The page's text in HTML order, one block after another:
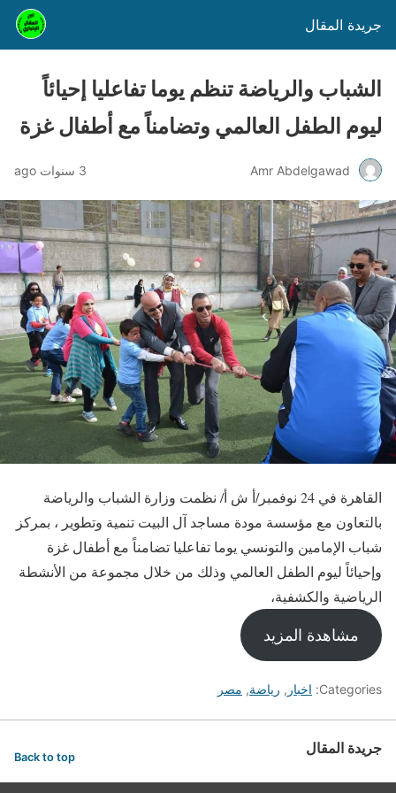
جريدة المقال
الشباب والرياضة تنظم يوما تفاعليا إحيائاً
ليوم الطفل العالمي وتضامناً مع أطفال غزة
Amr Abdelgawad 3 سنوات ago
القاهرة في 24 نوفمبر/أ ش أ/ نظمت وزارة الشباب والرياضة
بالتعاون مع مؤسسة مودة مساجد آل البيت تنمية وتطوير ، بمركز
شباب الإمامين والتونسي يوما تفاعليا تضامناً مع أطفال غزة
وإحيائاً ليوم الطفل العالمي وذلك من خلال مجموعة من الأنشطة
الرياضية والكشفية،
مشاهدة المزيد
Categories: اخبار , رياضة, مصر
جريدة المقال Back to top